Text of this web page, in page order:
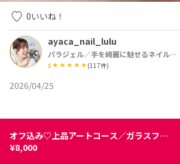
0いいね！
ayaca_nail_lulu
パラジェル／手を綺麗に魅せるネイルサロン Lulu【ルル】
5 (117件)
2026/04/25
オフ込み♡上品アートコース／ガラスフレンチ
¥8,000